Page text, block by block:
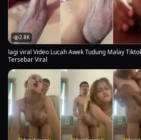
2.8K
lagi viral Video Lucah Awek Tudung Malay
Tersebar Viral